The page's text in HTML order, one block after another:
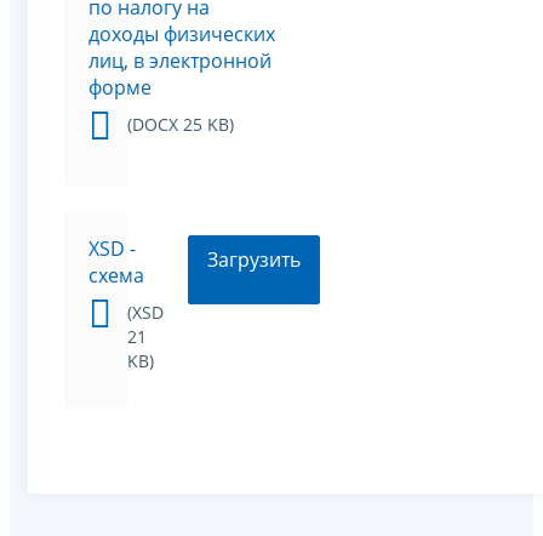
по налогу на
доходы физических
лиц, в электронной
форме
(DOCX 25 KB)
XSD -
схема
(XSD
21
KB)
Загрузить